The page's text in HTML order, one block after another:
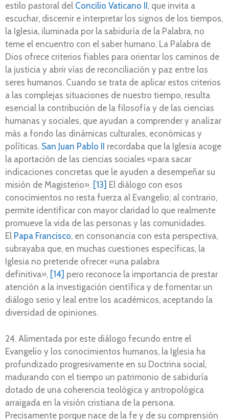
estilo pastoral del Concilio Vaticano II , que invita a
escuchar, discernir e interpretar los signos de los tiempos,
la Iglesia, iluminada por la sabiduría de la Palabra, no
teme el encuentro con el saber humano. La Palabra de
Dios ofrece criterios fiables para orientar los caminos de
la justicia y abrir vías de reconciliación y paz entre los
seres humanos. Cuando se trata de aplicar estos criterios
a las complejas situaciones de nuestro tiempo, resulta
esencial la contribución de la filosofía y de las ciencias
humanas y sociales, que ayudan a comprender y analizar
más a fondo las dinámicas culturales, económicas y
políticas. San Juan Pablo II
recordaba que la Iglesia acoge
la aportación de las ciencias sociales «para sacar
indicaciones concretas que le ayuden a desempeñar su
misión de Magisterio». [13] El diálogo con esos
conocimientos no resta fuerza al Evangelio; al contrario,
permite identificar con mayor claridad lo que realmente
promueve la vida de las personas y las comunidades.
El Papa Francisco, en consonancia con esta perspectiva,
subrayaba que, en muchas cuestiones específicas, la
Iglesia no pretende ofrecer «una palabra
definitiva», [14] pero reconoce la importancia de prestar
atención a la investigación científica y de fomentar un
diálogo serio y leal entre los académicos, aceptando la
diversidad de opiniones.
24. Alimentada por este diálogo fecundo entre el
Evangelio y los conocimientos humanos, la Iglesia ha
profundizado progresivamente en su Doctrina social,
madurando con el tiempo un patrimonio de sabiduría
dotado de una coherencia teológica y antropológica
arraigada en la visión cristiana de la persona.
Precisamente porque nace de la fe y de su comprensión